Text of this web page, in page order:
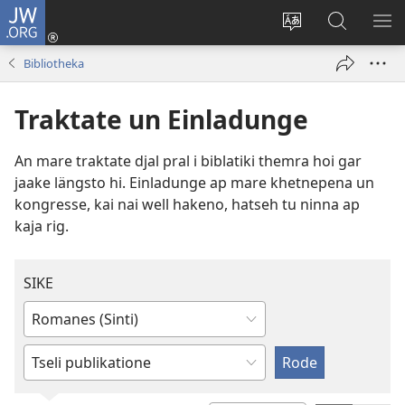
JW.ORG
I
website
wawa
Melde
tut
window)
Rode
ap
JW.ORG
Bibliotheka
Traktate un Einladunge
An mare traktate djal pral i biblatiki themra hoi gar
jaake längsto hi. Einladunge ap mare khetnepena un
kongresse, kai nai well hakeno, hatseh tu ninna ap
kaja rig.
SIKE
De
tchip
Tchin
kate